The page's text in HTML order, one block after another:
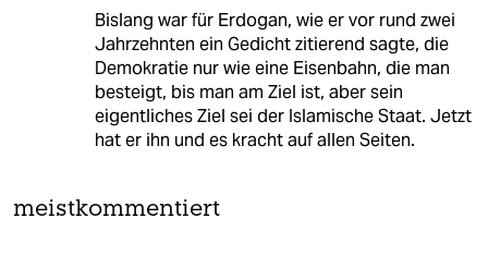
Bislang war für Erdogan, wie er vor rund zwei
Jahrzehnten ein Gedicht zitierend sagte, die
Demokratie nur wie eine Eisenbahn, die man
besteigt, bis man am Ziel ist, aber sein
eigentliches Ziel sei der Islamische Staat. Jetzt
hat er ihn und es kracht auf allen Seiten.
meistkommentiert